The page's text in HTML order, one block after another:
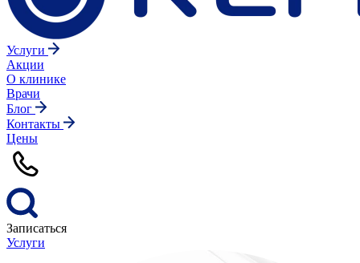
Услуги
Акции
О клинике
Врачи
Блог
Контакты
Цены
Записаться
Услуги